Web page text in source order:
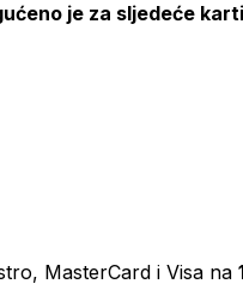
je za sljedeće
MasterCard i Visa na